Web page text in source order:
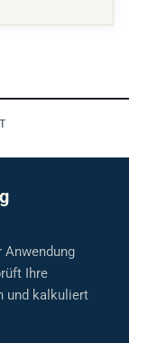
Anwendung
Ihre
und kalkuliert